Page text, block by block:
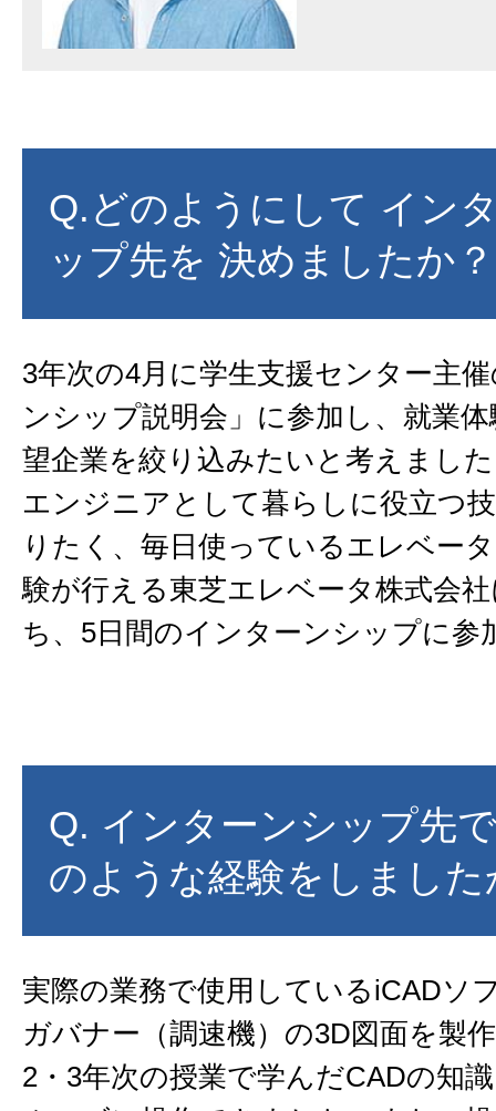
Q.どのようにして イン
ップ先を 決めましたか？
3年次の4月に学生支援センター主
ンシップ説明会」に参加し、就業
望企業を絞り込みたいと考えまし
エンジニアとして暮らしに役立つ
りたく、毎日使っているエレベー
験が行える東芝エレベータ株式会
ち、5日間のインターンシップに参
Q. インターンシップ先
のような経験をしました
実際の業務で使用しているiCADソ
ガバナー（調速機）の3D図面を製
2・3年次の授業で学んだCADの知